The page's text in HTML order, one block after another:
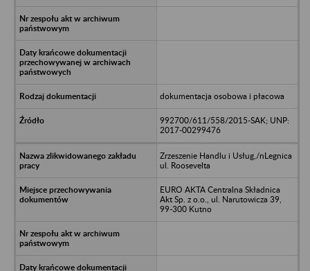
dokumentacja osobowa i płacowa
992700/611/558/2015-SAK; UNP:
2017-00299476
Zrzeszenie Handlu i Usług,/nLegnica
ul. Roosevelta
EURO AKTA Centralna Składnica
Akt Sp. z o.o., ul. Narutowicza 39,
99-300 Kutno